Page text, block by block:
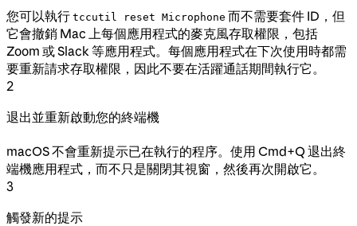
您可以執行 tccutil reset Microphone 而不需要套件 ID，但
它會撤銷 Mac 上每個應用程式的麥克風存取權限，包括
Zoom 或 Slack 等應用程式。每個應用程式在下次使用時都需
要重新請求存取權限，因此不要在活躍通話期間執行它。
2
退出並重新啟動您的終端機
macOS 不會重新提示已在執行的程序。使用 Cmd+Q 退出終
端機應用程式，而不只是關閉其視窗，然後再次開啟它。
3
觸發新的提示